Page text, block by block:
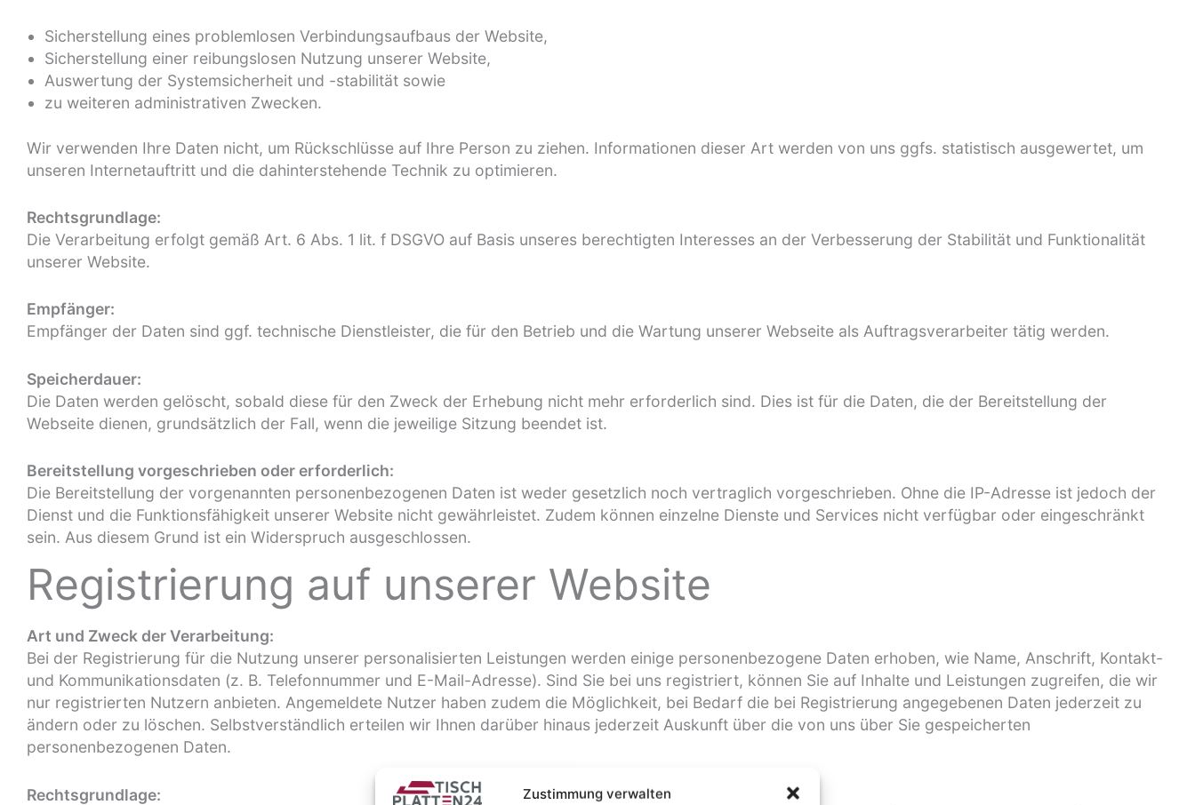
Zustimmung verwalten
Sicherstellung eines problemlosen Verbindungsaufbaus der Website,
Sicherstellung einer reibungslosen Nutzung unserer Website,
Auswertung der Systemsicherheit und -stabilität sowie
zu weiteren administrativen Zwecken.
Wir verwenden Ihre Daten nicht, um Rückschlüsse auf Ihre Person zu ziehen. Informationen dieser Art werden von uns ggfs. statistisch ausgewertet, um
unseren Internetauftritt und die dahinterstehende Technik zu optimieren.
Rechtsgrundlage:
Die Verarbeitung erfolgt gemäß Art. 6 Abs. 1 lit. f DSGVO auf Basis unseres berechtigten Interesses an der Verbesserung der Stabilität und Funktionalität
unserer Website.
Empfänger:
Empfänger der Daten sind ggf. technische Dienstleister, die für den Betrieb und die Wartung unserer Webseite als Auftragsverarbeiter tätig werden.
Speicherdauer:
Die Daten werden gelöscht, sobald diese für den Zweck der Erhebung nicht mehr erforderlich sind. Dies ist für die Daten, die der Bereitstellung der
Webseite dienen, grundsätzlich der Fall, wenn die jeweilige Sitzung beendet ist.
Bereitstellung vorgeschrieben oder erforderlich:
Die Bereitstellung der vorgenannten personenbezogenen Daten ist weder gesetzlich noch vertraglich vorgeschrieben. Ohne die IP-Adresse ist jedoch der
Dienst und die Funktionsfähigkeit unserer Website nicht gewährleistet. Zudem können einzelne Dienste und Services nicht verfügbar oder eingeschränkt
sein. Aus diesem Grund ist ein Widerspruch ausgeschlossen.
Registrierung auf unserer Website
Art und Zweck der Verarbeitung:
Bei der Registrierung für die Nutzung unserer personalisierten Leistungen werden einige personenbezogene Daten erhoben, wie Name, Anschrift, Kontakt-
und Kommunikationsdaten (z. B. Telefonnummer und E-Mail-Adresse). Sind Sie bei uns registriert, können Sie auf Inhalte und Leistungen zugreifen, die wir
nur registrierten Nutzern anbieten. Angemeldete Nutzer haben zudem die Möglichkeit, bei Bedarf die bei Registrierung angegebenen Daten jederzeit zu
ändern oder zu löschen. Selbstverständlich erteilen wir Ihnen darüber hinaus jederzeit Auskunft über die von uns über Sie gespeicherten
personenbezogenen Daten.
Rechtsgrundlage: